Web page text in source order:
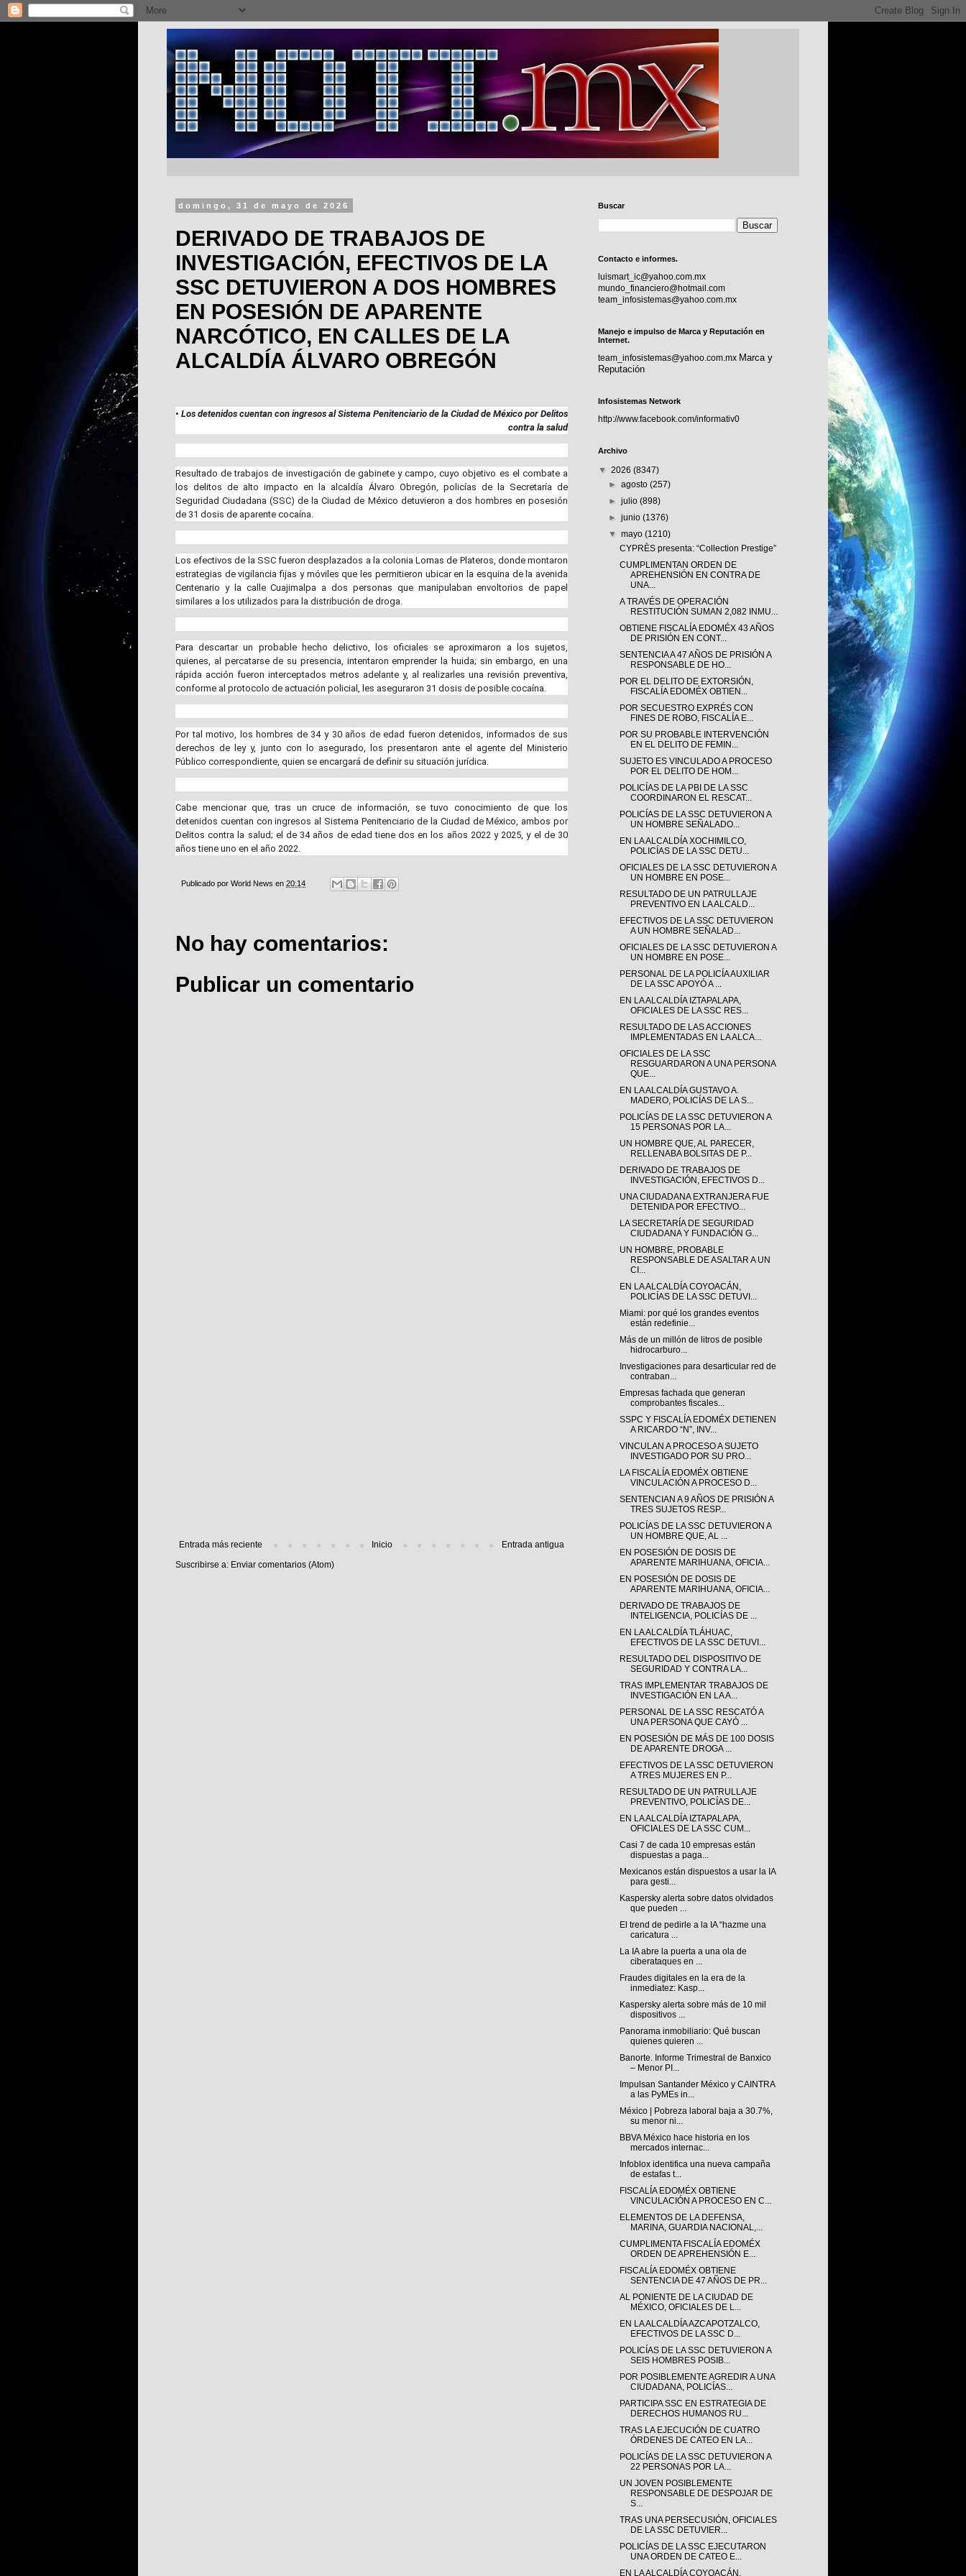
domingo, 31 de mayo de 2026
DERIVADO DE TRABAJOS DE
INVESTIGACIÓN, EFECTIVOS DE LA
SSC DETUVIERON A DOS HOMBRES
EN POSESIÓN DE APARENTE
NARCÓTICO, EN CALLES DE LA
ALCALDÍA ÁLVARO OBREGÓN
• Los detenidos cuentan con ingresos al Sistema Penitenciario de la Ciudad de México por Delitos
contra la salud
Resultado de trabajos de investigación de gabinete y campo, cuyo objetivo es el combate a
los delitos de alto impacto en la alcaldía Álvaro Obregón, policías de la Secretaría de
Seguridad Ciudadana (SSC) de la Ciudad de México detuvieron a dos hombres en posesión
de 31 dosis de aparente cocaína.
Los efectivos de la SSC fueron desplazados a la colonia Lomas de Plateros, donde montaron
estrategias de vigilancia fijas y móviles que les permitieron ubicar en la esquina de la avenida
Centenario y la calle Cuajimalpa a dos personas que manipulaban envoltorios de papel
similares a los utilizados para la distribución de droga.
Para descartar un probable hecho delictivo, los oficiales se aproximaron a los sujetos,
quienes, al percatarse de su presencia, intentaron emprender la huida; sin embargo, en una
rápida acción fueron interceptados metros adelante y, al realizarles una revisión preventiva,
conforme al protocolo de actuación policial, les aseguraron 31 dosis de posible cocaína.
Por tal motivo, los hombres de 34 y 30 años de edad fueron detenidos, informados de sus
derechos de ley y, junto con lo asegurado, los presentaron ante el agente del Ministerio
Público correspondiente, quien se encargará de definir su situación jurídica.
Cabe mencionar que, tras un cruce de información, se tuvo conocimiento de que los
detenidos cuentan con ingresos al Sistema Penitenciario de la Ciudad de México, ambos por
Delitos contra la salud; el de 34 años de edad tiene dos en los años 2022 y 2025, y el de 30
años tiene uno en el año 2022.
Publicado por World News en 20:14
No hay comentarios:
Publicar un comentario
Entrada más reciente Entrada antigua
Inicio
Suscribirse a: Enviar comentarios (Atom)
Buscar
Contacto e informes.
luismart_ic@yahoo.com.mx
mundo_financiero@hotmail.com
team_infosistemas@yahoo.com.mx
Manejo e impulso de Marca y Reputación en
Internet.
team_infosistemas@yahoo.com.mx Marca y
Reputación
Infosistemas Network
http://www.facebook.com/informativ0
Archivo
▼ 2026 (8347)
►agosto(257)
►julio(898)
►junio(1376)
▼mayo(1210)
CYPRÈS presenta: “Collection Prestige”
CUMPLIMENTAN ORDEN DE
APREHENSIÓN EN CONTRA DE
UNA...
A TRAVÉS DE OPERACIÓN
RESTITUCIÓN SUMAN 2,082 INMU...
OBTIENE FISCALÍA EDOMÉX 43 AÑOS
DE PRISIÓN EN CONT...
SENTENCIA A 47 AÑOS DE PRISIÓN A
RESPONSABLE DE HO...
POR EL DELITO DE EXTORSIÓN,
FISCALÍA EDOMÉX OBTIEN...
POR SECUESTRO EXPRÉS CON
FINES DE ROBO, FISCALÍA E...
POR SU PROBABLE INTERVENCIÓN
EN EL DELITO DE FEMIN...
SUJETO ES VINCULADO A PROCESO
POR EL DELITO DE HOM...
POLICÍAS DE LA PBI DE LA SSC
COORDINARON EL RESCAT...
POLICÍAS DE LA SSC DETUVIERON A
UN HOMBRE SEÑALADO...
EN LA ALCALDÍA XOCHIMILCO,
POLICÍAS DE LA SSC DETU...
OFICIALES DE LA SSC DETUVIERON A
UN HOMBRE EN POSE...
RESULTADO DE UN PATRULLAJE
PREVENTIVO EN LA ALCALD...
EFECTIVOS DE LA SSC DETUVIERON
A UN HOMBRE SEÑALAD...
OFICIALES DE LA SSC DETUVIERON A
UN HOMBRE EN POSE...
PERSONAL DE LA POLICÍA AUXILIAR
DE LA SSC APOYÓ A ...
EN LA ALCALDÍA IZTAPALAPA,
OFICIALES DE LA SSC RES...
RESULTADO DE LAS ACCIONES
IMPLEMENTADAS EN LA ALCA...
OFICIALES DE LA SSC
RESGUARDARON A UNA PERSONA
QUE...
EN LA ALCALDÍA GUSTAVO A.
MADERO, POLICÍAS DE LA S...
POLICÍAS DE LA SSC DETUVIERON A
15 PERSONAS POR LA...
UN HOMBRE QUE, AL PARECER,
RELLENABA BOLSITAS DE P...
DERIVADO DE TRABAJOS DE
INVESTIGACIÓN, EFECTIVOS D...
UNA CIUDADANA EXTRANJERA FUE
DETENIDA POR EFECTIVO...
LA SECRETARÍA DE SEGURIDAD
CIUDADANA Y FUNDACIÓN G...
UN HOMBRE, PROBABLE
RESPONSABLE DE ASALTAR A UN
CI...
EN LA ALCALDÍA COYOACÁN,
POLICÍAS DE LA SSC DETUVI...
Miami: por qué los grandes eventos
están redefinie...
Más de un millón de litros de posible
hidrocarburo...
Investigaciones para desarticular red de
contraban...
Empresas fachada que generan
comprobantes fiscales...
SSPC Y FISCALÍA EDOMÉX DETIENEN
A RICARDO “N”, INV...
VINCULAN A PROCESO A SUJETO
INVESTIGADO POR SU PRO...
LA FISCALÍA EDOMÉX OBTIENE
VINCULACIÓN A PROCESO D...
SENTENCIAN A 9 AÑOS DE PRISIÓN A
TRES SUJETOS RESP...
POLICÍAS DE LA SSC DETUVIERON A
UN HOMBRE QUE, AL ...
EN POSESIÓN DE DOSIS DE
APARENTE MARIHUANA, OFICIA...
EN POSESIÓN DE DOSIS DE
APARENTE MARIHUANA, OFICIA...
DERIVADO DE TRABAJOS DE
INTELIGENCIA, POLICÍAS DE ...
EN LA ALCALDÍA TLÁHUAC,
EFECTIVOS DE LA SSC DETUVI...
RESULTADO DEL DISPOSITIVO DE
SEGURIDAD Y CONTRA LA...
TRAS IMPLEMENTAR TRABAJOS DE
INVESTIGACIÓN EN LA A...
PERSONAL DE LA SSC RESCATÓ A
UNA PERSONA QUE CAYÓ ...
EN POSESIÓN DE MÁS DE 100 DOSIS
DE APARENTE DROGA ...
EFECTIVOS DE LA SSC DETUVIERON
A TRES MUJERES EN P...
RESULTADO DE UN PATRULLAJE
PREVENTIVO, POLICÍAS DE...
EN LA ALCALDÍA IZTAPALAPA,
OFICIALES DE LA SSC CUM...
Casi 7 de cada 10 empresas están
dispuestas a paga...
Mexicanos están dispuestos a usar la IA
para gesti...
Kaspersky alerta sobre datos olvidados
que pueden ...
El trend de pedirle a la IA “hazme una
caricatura ...
La IA abre la puerta a una ola de
ciberataques en ...
Fraudes digitales en la era de la
inmediatez: Kasp...
Kaspersky alerta sobre más de 10 mil
dispositivos ...
Panorama inmobiliario: Qué buscan
quienes quieren ...
Banorte. Informe Trimestral de Banxico
– Menor PI...
Impulsan Santander México y CAINTRA
a las PyMEs in...
México | Pobreza laboral baja a 30.7%,
su menor ni...
BBVA México hace historia en los
mercados internac...
Infoblox identifica una nueva campaña
de estafas t...
FISCALÍA EDOMÉX OBTIENE
VINCULACIÓN A PROCESO EN C...
ELEMENTOS DE LA DEFENSA,
MARINA, GUARDIA NACIONAL,...
CUMPLIMENTA FISCALÍA EDOMÉX
ORDEN DE APREHENSIÓN E...
FISCALÍA EDOMÉX OBTIENE
SENTENCIA DE 47 AÑOS DE PR...
AL PONIENTE DE LA CIUDAD DE
MÉXICO, OFICIALES DE L...
EN LA ALCALDÍA AZCAPOTZALCO,
EFECTIVOS DE LA SSC D...
POLICÍAS DE LA SSC DETUVIERON A
SEIS HOMBRES POSIB...
POR POSIBLEMENTE AGREDIR A UNA
CIUDADANA, POLICÍAS...
PARTICIPA SSC EN ESTRATEGIA DE
DERECHOS HUMANOS RU...
TRAS LA EJECUCIÓN DE CUATRO
ÓRDENES DE CATEO EN LA...
POLICÍAS DE LA SSC DETUVIERON A
22 PERSONAS POR LA...
UN JOVEN POSIBLEMENTE
RESPONSABLE DE DESPOJAR DE
S...
TRAS UNA PERSECUSIÓN, OFICIALES
DE LA SSC DETUVIER...
POLICÍAS DE LA SSC EJECUTARON
UNA ORDEN DE CATEO E...
EN LA ALCALDÍA COYOACÁN,